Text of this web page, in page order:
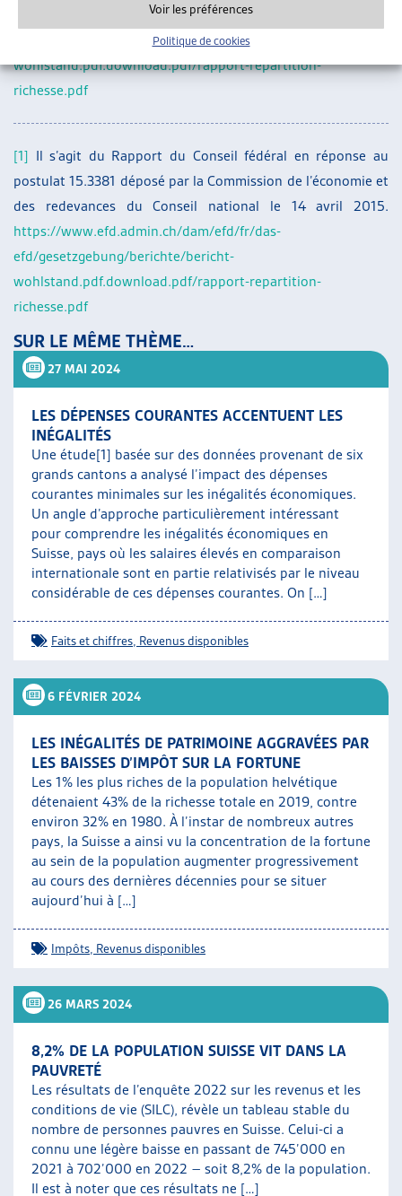
Voir les préférences
Politique de cookies
https://www.efd.admin.ch/dam/efd/fr/das-
efd/gesetzgebung/berichte/bericht-
wohlstand.pdf.download.pdf/rapport-repartition-
richesse.pdf
[1] Il s’agit du Rapport du Conseil fédéral en réponse au
postulat 15.3381 déposé par la Commission de l’économie et
des redevances du Conseil national le 14 avril 2015.
https://www.efd.admin.ch/dam/efd/fr/das-
efd/gesetzgebung/berichte/bericht-
wohlstand.pdf.download.pdf/rapport-repartition-
richesse.pdf
SUR LE MÊME THÈME…
27 MAI 2024
LES DÉPENSES COURANTES ACCENTUENT LES
INÉGALITÉS
Une étude[1] basée sur des données provenant de six
grands cantons a analysé l’impact des dépenses
courantes minimales sur les inégalités économiques.
Un angle d’approche particulièrement intéressant
pour comprendre les inégalités économiques en
Suisse, pays où les salaires élevés en comparaison
internationale sont en partie relativisés par le niveau
considérable de ces dépenses courantes. On […]
Faits et chiffres Revenus disponibles
6 FÉVRIER 2024
LES INÉGALITÉS DE PATRIMOINE AGGRAVÉES PAR
LES BAISSES D’IMPÔT SUR LA FORTUNE
Les 1% les plus riches de la population helvétique
détenaient 43% de la richesse totale en 2019, contre
environ 32% en 1980. À l’instar de nombreux autres
pays, la Suisse a ainsi vu la concentration de la fortune
au sein de la population augmenter progressivement
au cours des dernières décennies pour se situer
aujourd’hui à […]
Impôts Revenus disponibles
26 MARS 2024
8,2% DE LA POPULATION SUISSE VIT DANS LA
PAUVRETÉ
Les résultats de l’enquête 2022 sur les revenus et les
conditions de vie (SILC), révèle un tableau stable du
nombre de personnes pauvres en Suisse. Celui-ci a
connu une légère baisse en passant de 745’000 en
2021 à 702’000 en 2022 – soit 8,2% de la population.
Il est à noter que ces résultats ne […]